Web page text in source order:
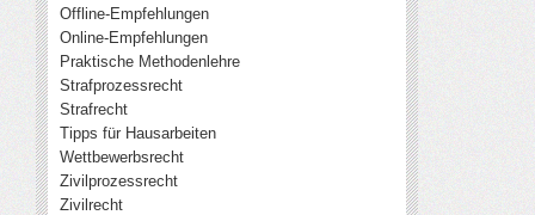
Offline-Empfehlungen
Online-Empfehlungen
Praktische Methodenlehre
Strafprozessrecht
Strafrecht
Tipps für Hausarbeiten
Wettbewerbsrecht
Zivilprozessrecht
Zivilrecht